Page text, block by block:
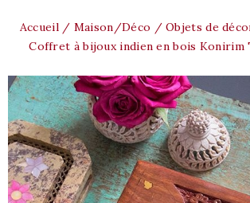
Accueil Maison/Déco
Objets de
Coffret à bijoux indien en bois Konirim